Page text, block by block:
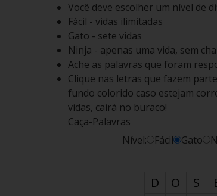
Você deve escolher um nível de
Fácil - vidas ilimitadas
Gato - sete vidas
Ninja - apenas uma vida, sem
Ache as palavras que foram
Clique nas letras que fazem
fundo colorido caso estejam
vidas, cairá no buraco!
Caça-Palavras
Nível:
Fácil Gato
D O S